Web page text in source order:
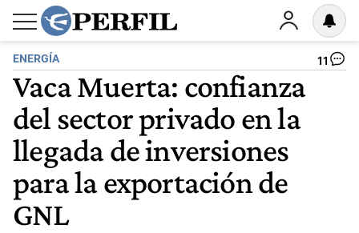
ENERGÍA 11
Vaca Muerta: confianza
del sector privado en la
llegada de inversiones
para la exportación de
GNL